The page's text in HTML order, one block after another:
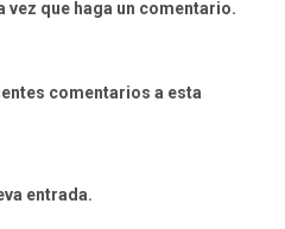
vez que haga un comentario.
comentarios a esta
entrada.